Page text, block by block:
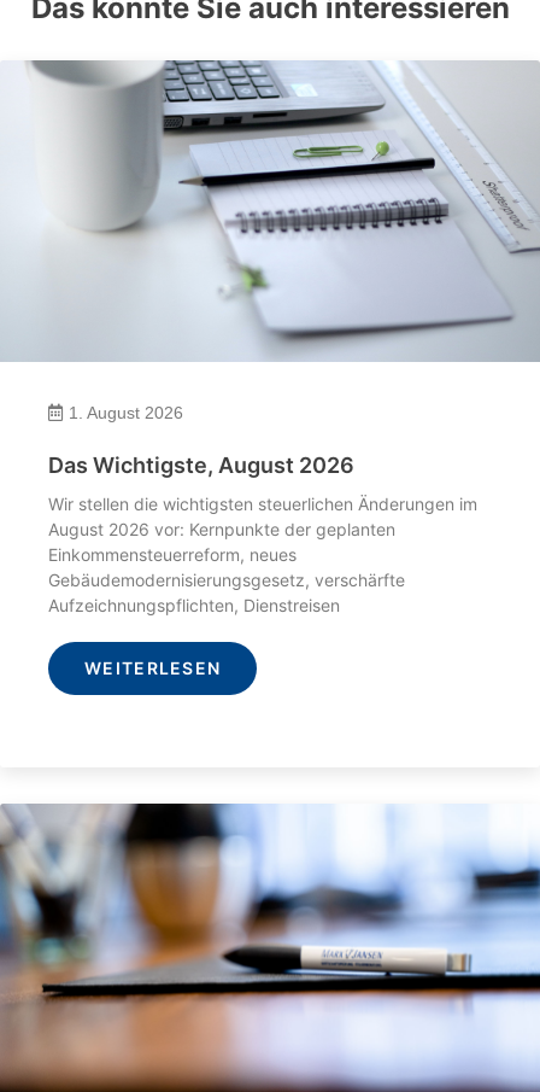
Das könnte Sie auch interessieren
1. August 2026
Das Wichtigste, August 2026
Wir stellen die wichtigsten steuerlichen Änderungen im
August 2026 vor: Kernpunkte der geplanten
Einkommensteuerreform, neues
Gebäudemodernisierungsgesetz, verschärfte
Aufzeichnungspflichten, Dienstreisen
WEITERLESEN